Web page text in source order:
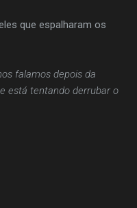
que espalharam os
falamos depois da
está tentando derrubar o